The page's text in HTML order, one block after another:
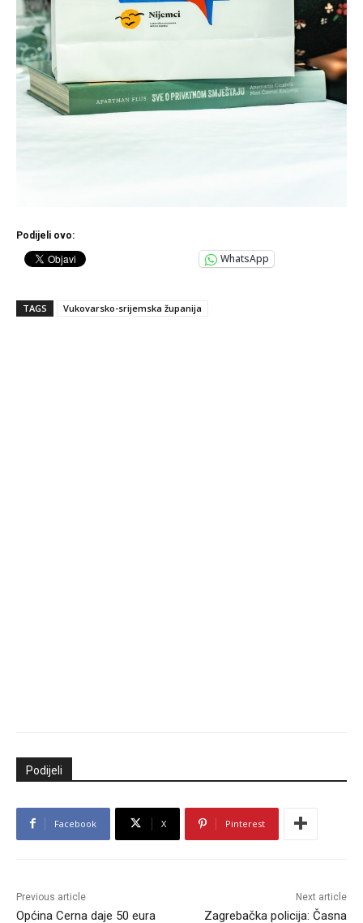
Podijeli ovo:
WhatsApp
TAGS Vukovarsko-srijemska županija
Podijeli
Facebook X Pinterest
Previous article
Općina Cerna daje 50 eura
Next article
Zagrebačka policija: Časna